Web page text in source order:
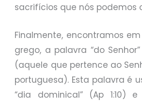
sacrifícios que nós podemos
Finalmente, encontramos em
grego, a palavra “do
(aquele que pertence ao
portuguesa). Esta palavra é
“dia dominical” (Ap 1:10)